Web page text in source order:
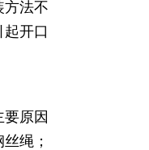
方法不
开口
原因
绳；